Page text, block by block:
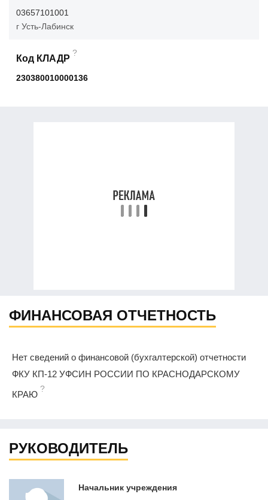
03657101001
г Усть-Лабинск
Код КЛАДР
?
230380010000136
ФИНАНСОВАЯ ОТЧЕТНОСТЬ
Нет сведений о финансовой (бухгалтерской) отчетности
ФКУ КП-12 УФСИН РОССИИ ПО КРАСНОДАРСКОМУ
КРАЮ
?
РУКОВОДИТЕЛЬ
Начальник учреждения